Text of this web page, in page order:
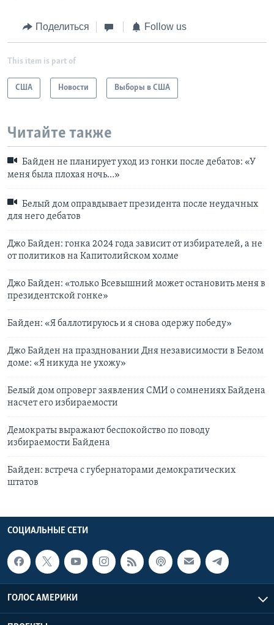
Поделиться Follow us
This item is part of
США Новости Выборы в США
Читайте также
Байден не планирует уход из гонки после дебатов: «У
меня была плохая ночь…»
Белый дом оправдывает президента после неудачных
для него дебатов
Джо Байден: гонка 2024 года зависит от избирателей, а не
от политиков на Капитолийском холме
Джо Байден: «только Всевышний может остановить меня в
президентской гонке»
Байден: «Я баллотируюсь и я снова одержу победу»
Джо Байден на праздновании Дня независимости в Белом
доме: «Я никуда не ухожу»
Белый дом опроверг заявления СМИ о сомнениях Байдена
насчет его избираемости
Демократы выражают беспокойство по поводу
избираемости Байдена
Байден: встреча с губернаторами демократических
штатов
СОЦИАЛЬНЫЕ СЕТИ
ГОЛОС АМЕРИКИ